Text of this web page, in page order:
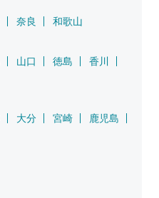
奈良
和歌山
山口 徳島
香川
大分 宮崎
鹿児島